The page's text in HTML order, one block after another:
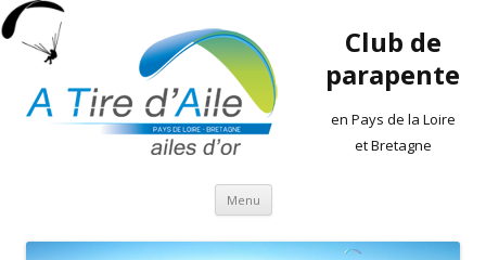
Club de
parapente
en Pays de la Loire
et Bretagne
Menu Aller
contenu